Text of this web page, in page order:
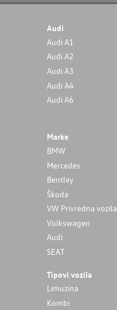
Audi
Audi A1
Audi A2
Audi A3
Audi A4
Audi A6
Marke
BMW
Mercedes
Bentley
Škoda
VW Privredna vozila
Volkswagen
Audi
SEAT
Tipovi vozila
Limuzina
Kombi